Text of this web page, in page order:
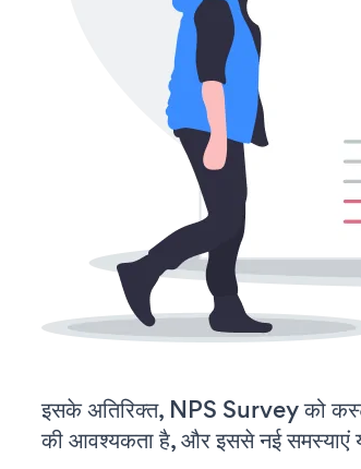
इसके अतिरिक्त, NPS Survey को
की आवश्यकता है, और इससे नई समस्याएं